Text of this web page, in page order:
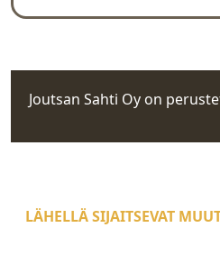
Joutsan Sahti Oy on
LÄHELLÄ SIJAITSEVAT